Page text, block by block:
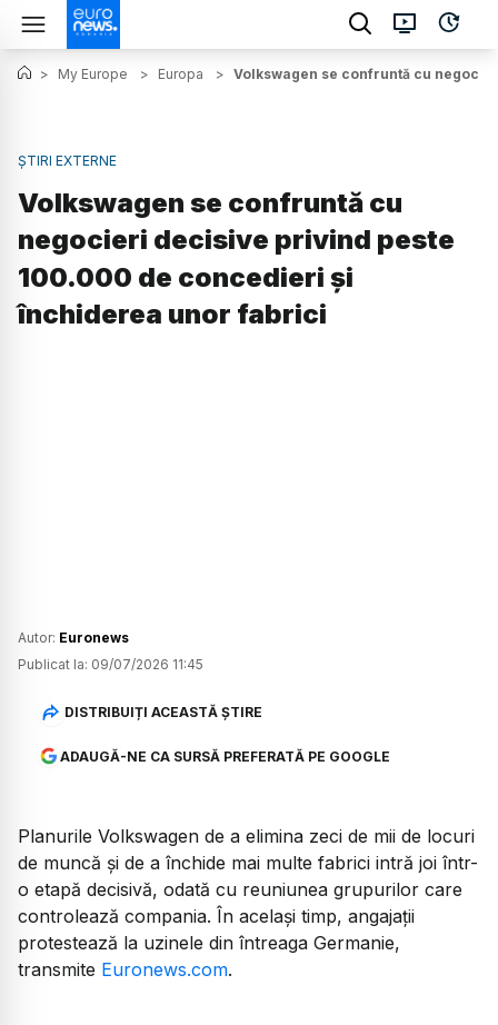
> My Europe > Europa > Volkswagen se confruntă cu
ȘTIRI EXTERNE
Volkswagen se confruntă cu
negocieri decisive privind peste
100.000 de concedieri și
închiderea unor fabrici
Autor: Euronews
Publicat la: 09/07/2026 11:45
DISTRIBUIȚI ACEASTĂ ȘTIRE
ADAUGĂ-NE CA SURSĂ PREFERATĂ PE GOOGLE
Planurile Volkswagen de a elimina zeci de mii de locuri
de muncă și de a închide mai multe fabrici intră joi într-
o etapă decisivă, odată cu reuniunea grupurilor care
controlează compania. În același timp, angajații
protestează la uzinele din întreaga Germanie,
transmite Euronews.com.